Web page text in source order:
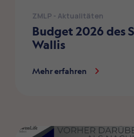
ZMLP - Aktualitäten
Budget 2026 des
Wallis
Mehr erfahren